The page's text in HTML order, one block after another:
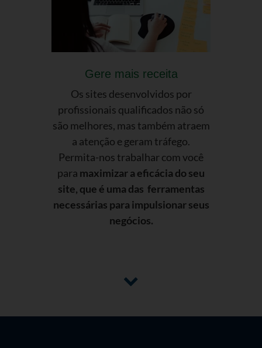
Gere mais receita
Os sites desenvolvidos por
profissionais qualificados não só
são melhores, mas também atraem
a atenção e geram tráfego.
Permita-nos trabalhar com você
para maximizar a eficácia do seu
site, que é uma das ferramentas
necessárias para impulsionar seus
negócios.